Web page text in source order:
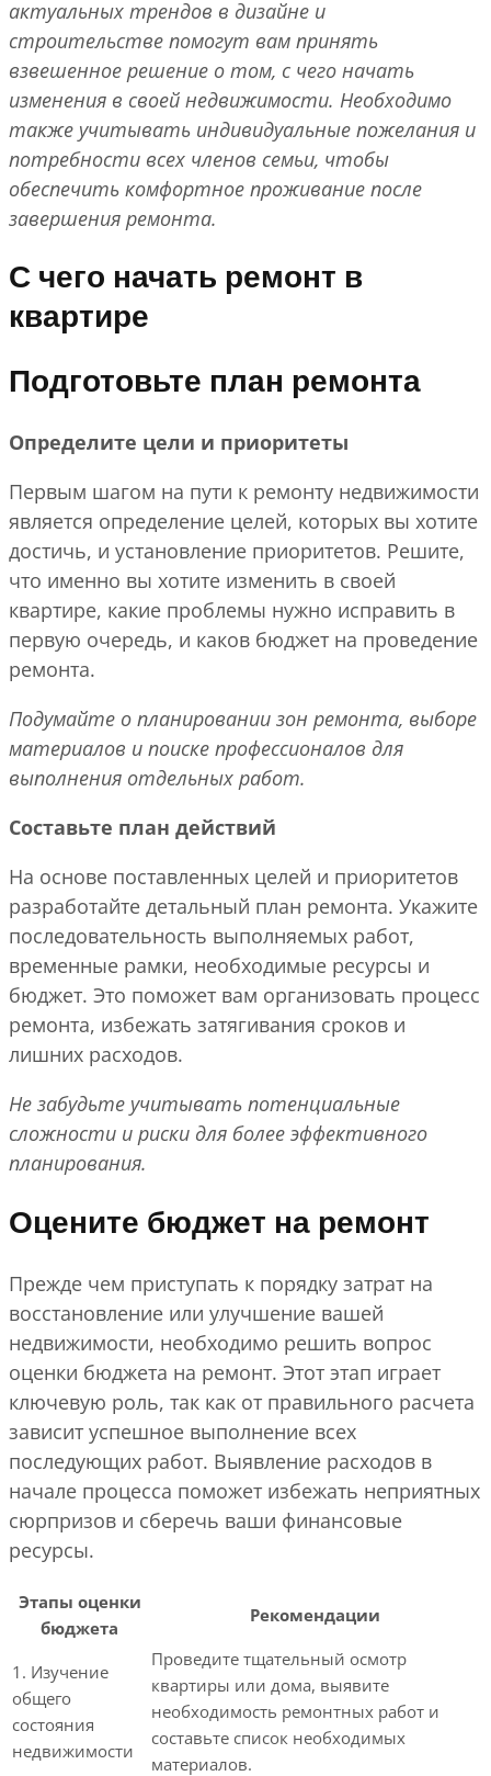
актуальных трендов в дизайне и
строительстве помогут вам принять
взвешенное решение о том, с чего начать
изменения в своей недвижимости. Необходимо
также учитывать индивидуальные пожелания и
потребности всех членов семьи, чтобы
обеспечить комфортное проживание после
завершения ремонта.
С чего начать ремонт в
квартире
Подготовьте план ремонта
Определите цели и приоритеты
Первым шагом на пути к ремонту недвижимости
является определение целей, которых вы хотите
достичь, и установление приоритетов. Решите,
что именно вы хотите изменить в своей
квартире, какие проблемы нужно исправить в
первую очередь, и каков бюджет на проведение
ремонта.
Подумайте о планировании зон ремонта, выборе
материалов и поиске профессионалов для
выполнения отдельных работ.
Составьте план действий
На основе поставленных целей и приоритетов
разработайте детальный план ремонта. Укажите
последовательность выполняемых работ,
временные рамки, необходимые ресурсы и
бюджет. Это поможет вам организовать процесс
ремонта, избежать затягивания сроков и
лишних расходов.
Не забудьте учитывать потенциальные
сложности и риски для более эффективного
планирования.
Оцените бюджет на ремонт
Прежде чем приступать к порядку затрат на
восстановление или улучшение вашей
недвижимости, необходимо решить вопрос
оценки бюджета на ремонт. Этот этап играет
ключевую роль, так как от правильного расчета
зависит успешное выполнение всех
последующих работ. Выявление расходов в
начале процесса поможет избежать неприятных
сюрпризов и сберечь ваши финансовые
ресурсы.
Этапы оценки
бюджета
Рекомендации
1. Изучение
общего
состояния
недвижимости
Проведите тщательный осмотр
квартиры или дома, выявите
необходимость ремонтных работ и
составьте список необходимых
материалов.